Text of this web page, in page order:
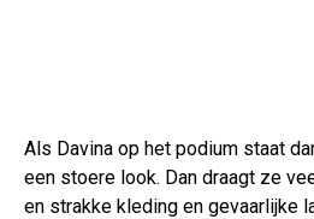
Als Davina op het podium staat
een stoere look. Dan draagt ze
en strakke kleding en gevaarlijke